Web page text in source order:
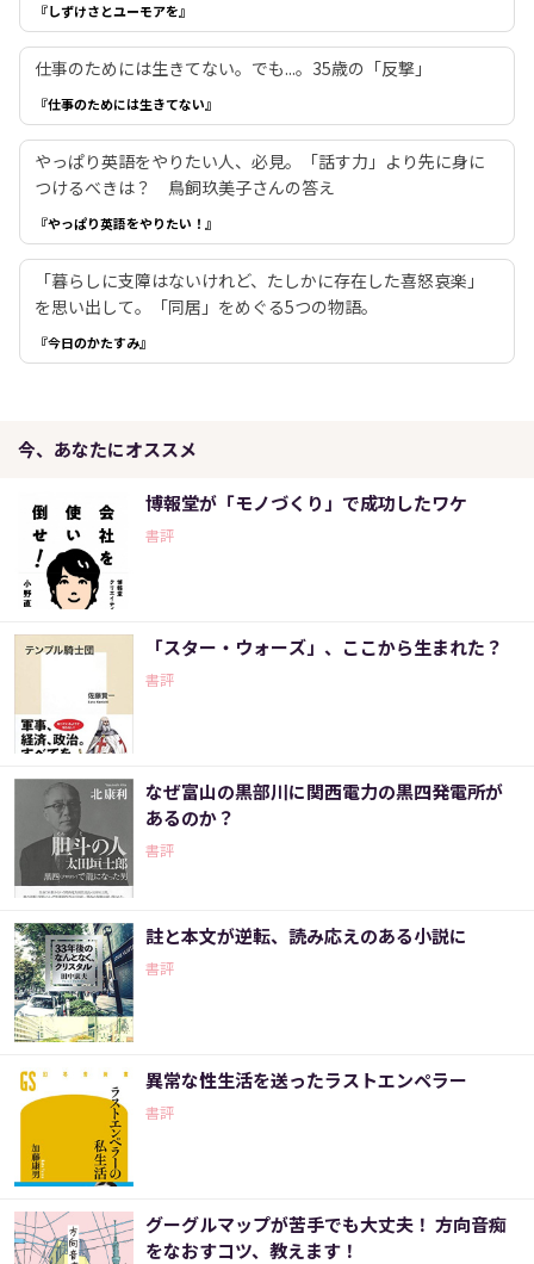
『しずけさとユーモアを』
仕事のためには生きてない。でも...。35歳の「反撃」
『仕事のためには生きてない』
やっぱり英語をやりたい人、必見。「話す力」より先に身に
つけるべきは？ 鳥飼玖美子さんの答え
『やっぱり英語をやりたい！』
「暮らしに支障はないけれど、たしかに存在した喜怒哀楽」
を思い出して。「同居」をめぐる5つの物語。
『今日のかたすみ』
今、あなたにオススメ
博報堂が「モノづくり」で成功したワケ
書評
「スター・ウォーズ」、ここから生まれた？
書評
なぜ富山の黒部川に関西電力の黒四発電所が
あるのか？
書評
註と本文が逆転、読み応えのある小説に
書評
異常な性生活を送ったラストエンペラー
書評
グーグルマップが苦手でも大丈夫！ 方向音痴
をなおすコツ、教えます！